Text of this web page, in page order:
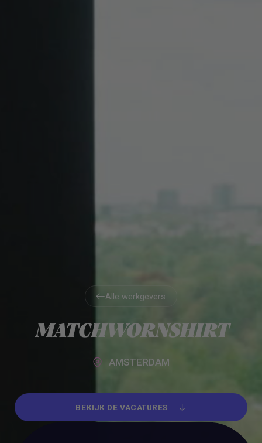
Alle werkgevers
MATCHWORNSHIRT
AMSTERDAM
BEKIJK DE VACATURES